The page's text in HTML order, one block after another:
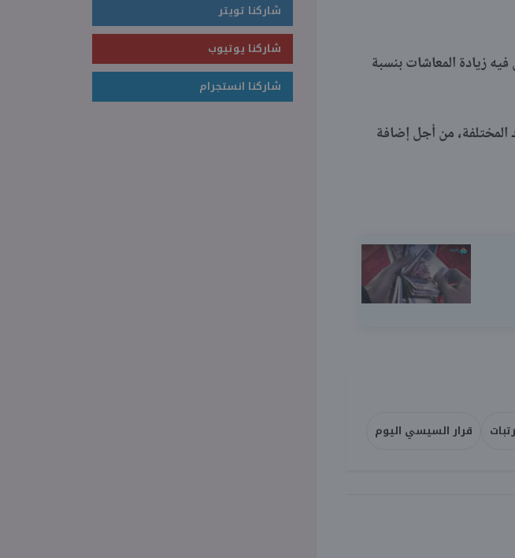
الوزراء المصري قرارًا مطلع شهر يوليو 2021، يعلن فيه زيادة المعاشات بنسبة
المختلفة، من أجل إضافة
قرار السيسي اليوم
شاركنا تويتر
شاركنا يوتيوب
شاركنا انستجرام